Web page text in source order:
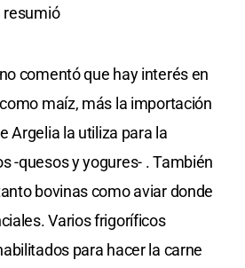
resumió
comentó que hay interés en
maíz, más la importación
Argelia la utiliza para la
-quesos y yogures- . También
bovinas como aviar donde
Varios frigoríficos
para hacer la carne